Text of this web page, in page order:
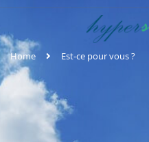
Home Est-ce pour vous ?